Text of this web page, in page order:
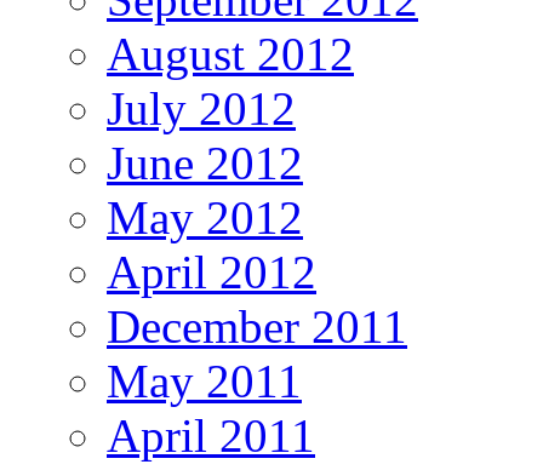
August 2012
July 2012
June 2012
May 2012
April 2012
December 2011
May 2011
April 2011